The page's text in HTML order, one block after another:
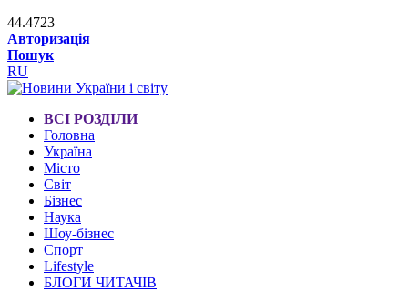
44.4723
Авторизація
Пошук
RU
ВСІ РОЗДІЛИ
Головна
Україна
Місто
Світ
Бізнес
Наука
Шоу-бізнес
Спорт
Lifestyle
БЛОГИ ЧИТАЧІВ